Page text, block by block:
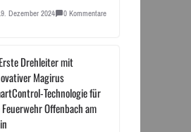
Dezember 2024 0 Kommentare
Drehleiter mit
Magirus
Technologie für
Offenbach am